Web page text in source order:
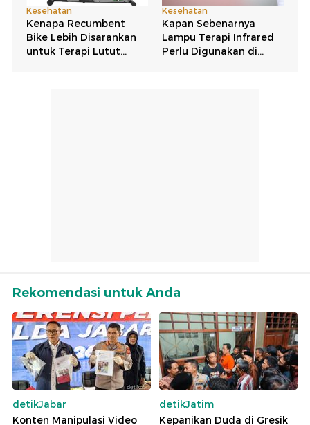
Rekomendasi untuk Anda
detikJabar
Konten Manipulasi Video
detikJatim
Kepanikan Duda di Gresik